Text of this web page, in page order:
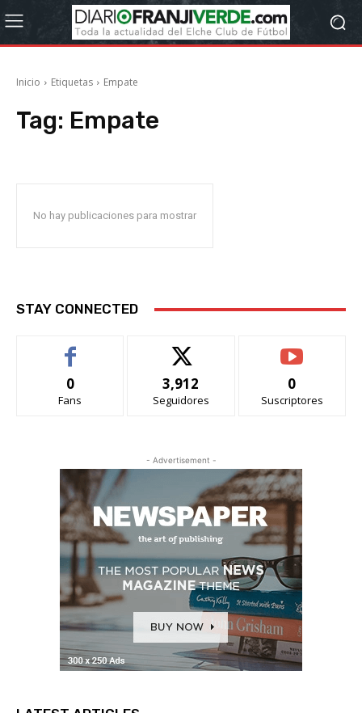
Inicio Etiquetas Empate
Tag: Empate
No hay publicaciones para mostrar
STAY CONNECTED
0
Fans
3,912
Seguidores
0
Suscriptores
- Advertisement -